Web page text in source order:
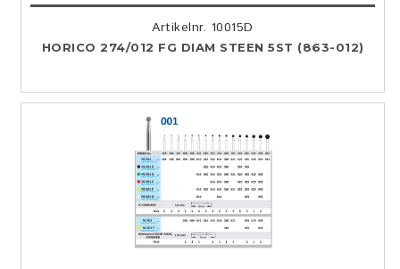
Artikelnr. 10015D
HORICO 274/012 FG DIAM STEEN 5ST (863-012)